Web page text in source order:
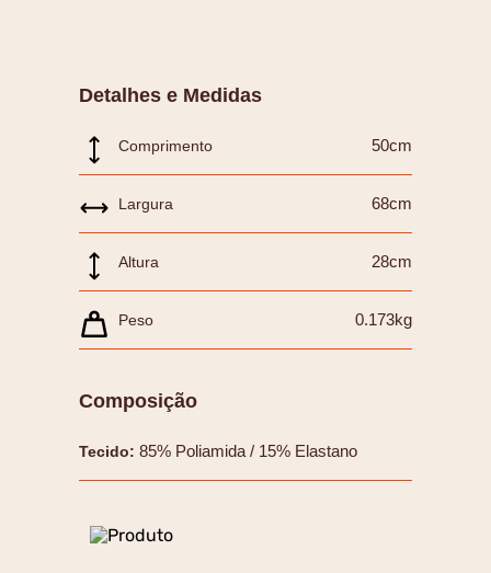
Detalhes e Medidas
Comprimento 50cm
Largura 68cm
Altura 28cm
Peso 0.173kg
Composição
Tecido: 85% Poliamida / 15% Elastano